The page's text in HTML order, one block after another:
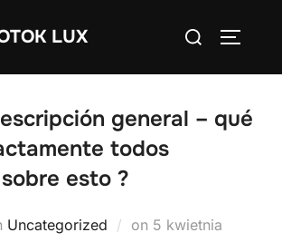
LUX
Search
general – qué
todos
esto ?
Uncategorized on Posted
5 kwietnia